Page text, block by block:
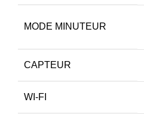
MODE MINUTEUR
CAPTEUR
WI-FI